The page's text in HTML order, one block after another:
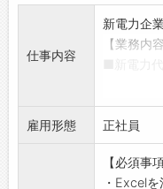
仕事内容
新電力企
【業務内容
・顧客で
行及び入
等をして
・申し込
続き
・お客様
雇用形態 正社員
【必須事項
・Excel